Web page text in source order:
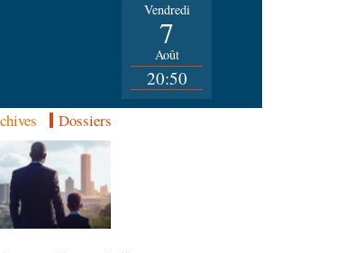
Vendredi
7
Août
20:50
Dossiers